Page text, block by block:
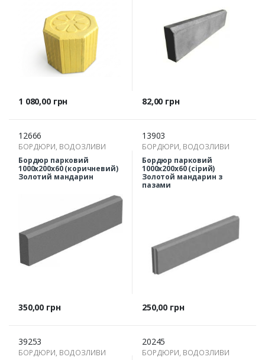
Ціна
1 080,00 грн Ціна
82,00 грн
12666
БОРДЮРИ, ВОДОЗЛИВИ
Бордюр парковий
1000х200х60 (коричневий)
Золотий мандарин
Ціна
350,00 грн
13903
БОРДЮРИ, ВОДОЗЛИВИ
Бордюр парковий
1000х200х60 (сірий)
Золотой мандарин з
пазами
Ціна
250,00 грн
39253
БОРДЮРИ, ВОДОЗЛИВИ
20245
БОРДЮРИ, ВОДОЗЛИВИ